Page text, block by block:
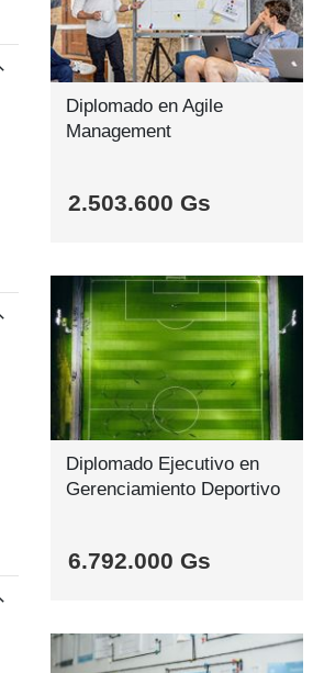
Diplomado en Agile
Management
2.503.600 Gs
Diplomado Ejecutivo en
Gerenciamiento Deportivo
6.792.000 Gs